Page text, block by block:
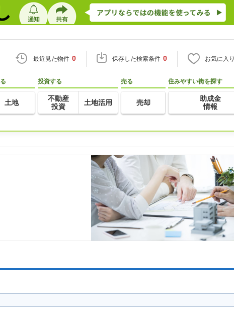
最近見た物件 0 保存した検索条件 0 お気に入り
土地
投資する
不動産
投資
土地活用
売る
売却
住みやすい街を探す
助成金
情報